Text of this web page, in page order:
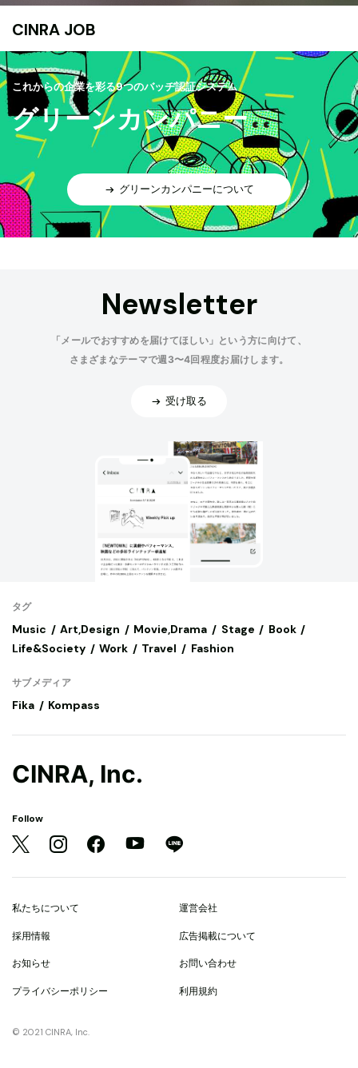
CINRA JOB
これからの企業を彩る9つのバッヂ認証システム
グリーンカンパニー
グリーンカンパニーについて
Newsletter
「メールでおすすめを届けてほしい」という方に向けて、
さまざまなテーマで週3〜4回程度お届けします。
受け取る
タグ
Music Art,Design Movie,Drama Stage
Book
Life&Society
Work Travel Fashion
サブメディア
Fika Kompass
CINRA, Inc.
Follow
私たちについて 運営会社
採用情報 広告掲載について
お知らせ お問い合わせ
プライバシーポリシー 利用規約
© 2021 CINRA, Inc.